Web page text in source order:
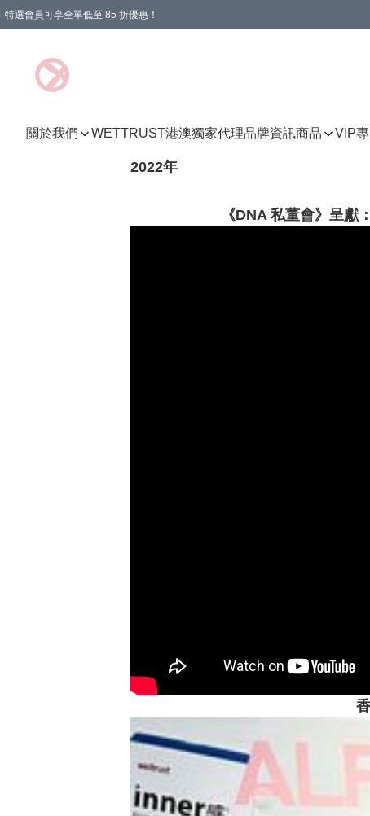
特選會員可享全單低至 85 折優惠！
關於我們 WETTRUST港澳獨家代理品牌資訊商品 VIP
2022年
《DNA 私董會》呈